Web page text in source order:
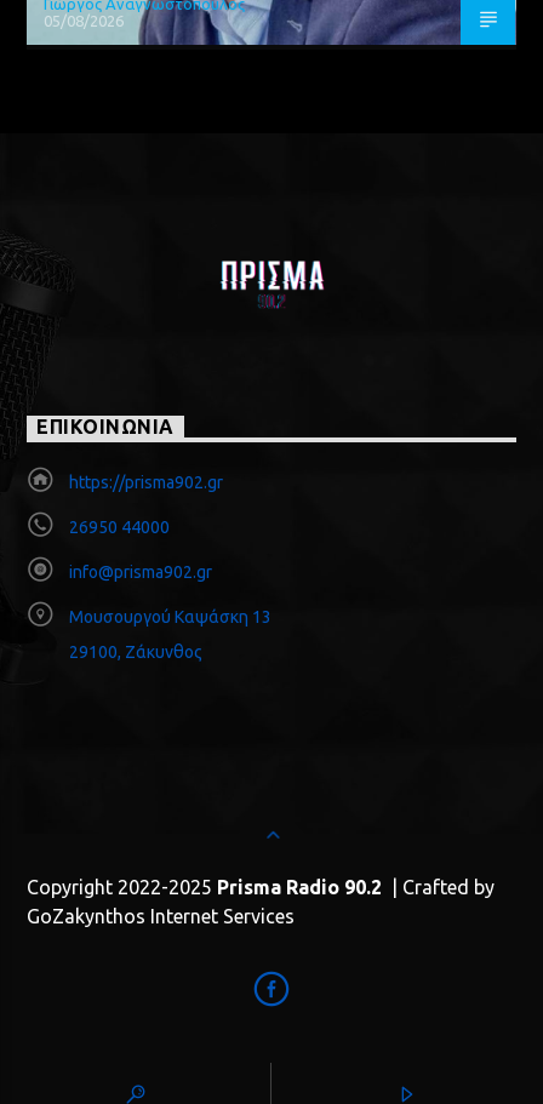
Γιώργος Αναγνωστόπουλος
05/08/2026
ΕΠΙΚΟΙΝΩΝΙΑ
https://prisma902.gr
26950 44000
info@prisma902.gr
Μουσουργού Καψάσκη 13
29100, Ζάκυνθος
Copyright 2022-2025 Prisma Radio 90.2 | Crafted by
GoZakynthos Internet Services